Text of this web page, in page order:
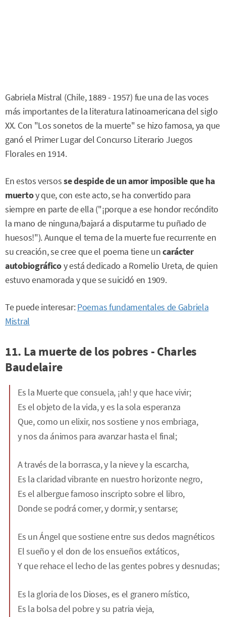
Gabriela Mistral (Chile, 1889 - 1957) fue una de las voces
más importantes de la literatura latinoamericana del siglo
XX. Con "Los sonetos de la muerte" se hizo famosa, ya que
ganó el Primer Lugar del Concurso Literario Juegos
Florales en 1914.
En estos versosse despide de un amor imposible que ha
muertoy que, con este acto, se ha convertido para
siempre en parte de ella ("¡porque a ese hondor recóndito
la mano de ninguna/bajará a disputarme tu puñado de
huesos!"). Aunque el tema de la muerte fue recurrente en
su creación, se cree que el poema tiene uncarácter
autobiográficoy está dedicado a Romelio Ureta, de quien
estuvo enamorada y que se suicidó en 1909.
Te puede interesar:Poemas fundamentales de Gabriela
Mistral
11. La muerte de los pobres - Charles
Baudelaire
Es la Muerte que consuela, ¡ah! y que hace vivir;
Es el objeto de la vida, y es la sola esperanza
Que, como un elixir, nos sostiene y nos embriaga,
y nos da ánimos para avanzar hasta el final;
A través de la borrasca, y la nieve y la escarcha,
Es la claridad vibrante en nuestro horizonte negro,
Es el albergue famoso inscripto sobre el libro,
Donde se podrá comer, y dormir, y sentarse;
Es un Ángel que sostiene entre sus dedos magnéticos
El sueño y el don de los ensueños extáticos,
Y que rehace el lecho de las gentes pobres y desnudas;
Es la gloria de los Dioses, es el granero místico,
Es la bolsa del pobre y su patria vieja,